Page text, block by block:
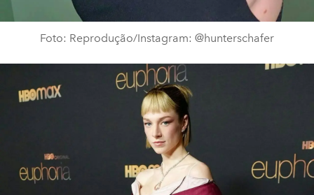
Foto: Reprodução/Instagram: @hunterschafer